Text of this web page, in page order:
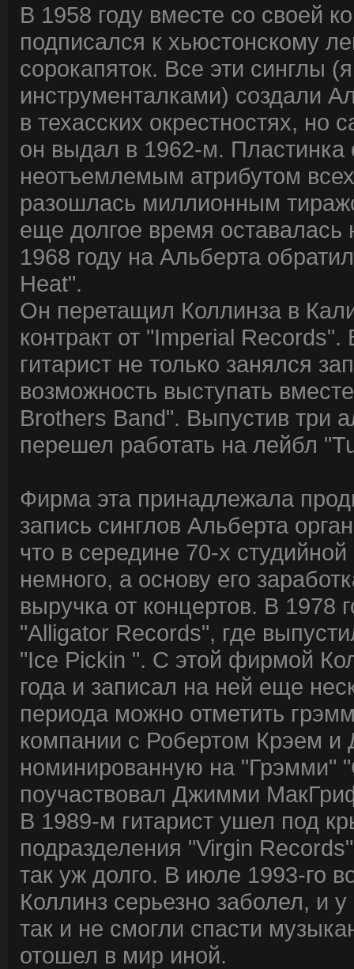
В 1958 году вместе со своей
подписался к хьюстонскому
сорокапяток. Все эти синглы
инструменталками) создали
в техасских окрестностях,
он выдал в 1962-м.
неотъемлемым атрибутом
разошлась миллионным
еще долгое время
1968 году на Альберта
Heat".
Он перетащил Коллинза в
контракт от "Imperial
гитарист не только занялся
возможность выступать
Brothers Band". Выпустив три
перешел работать на лейбл
Фирма эта принадлежала
запись синглов Альберта
что в середине 70-х
немного, а основу его
выручка от концертов. В 1978
"Alligator Records", где
"Ice Pickin ". С этой фирмой
года и записал на ней еще
периода можно отметить
компании с Робертом Крэем
номинированную на "Грэмми"
поучаствовал Джимми
В 1989-м гитарист ушел под
подразделения "Virgin
так уж долго. В июле 1993-го
Коллинз серьезно заболел, и
так и не смогли спасти
отошел в мир иной.